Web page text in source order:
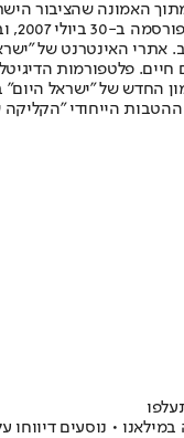
האמונה שהציבור
חיים. פלטפורמות
החדש של
הייחודי
• נוסעים